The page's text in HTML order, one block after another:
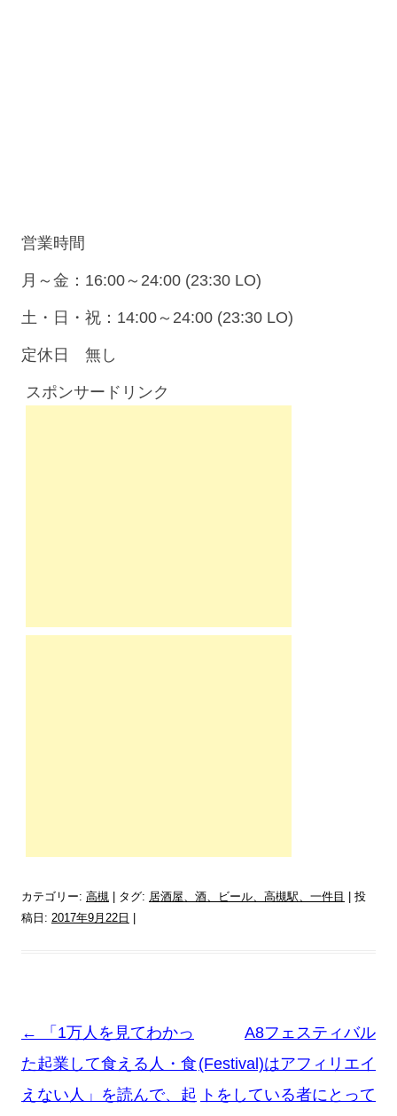
営業時間
月～金：16:00～24:00 (23:30 LO)
土・日・祝：14:00～24:00 (23:30 LO)
定休日 無し
スポンサードリンク
カテゴリー: 高槻 | タグ: 居酒屋、酒、ビール、高槻駅、一件目
| 投
稿日: 2017年9月22日
投
稿
ナ
←
「1万人を見てわかっ
た起業して食える人・食
えない人」を読んで、起
A8フェスティバル
(Festival)はアフィリエイ
トをしている者にとって